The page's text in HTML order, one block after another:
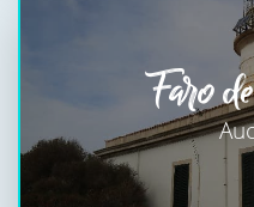
Faro